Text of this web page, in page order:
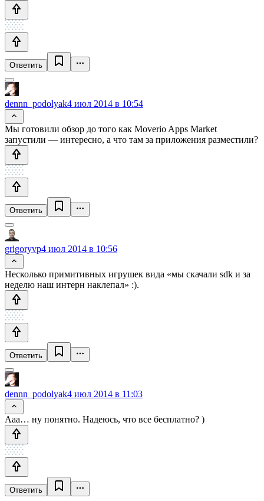
Ответить
dennn_podolyak4 июл 2014 в 10:54
Мы готовили обзор до того как Moverio Apps Market
запустили — интересно, а что там за приложения разместили?
Ответить
grigoryvp4 июл 2014 в 10:56
Несколько примитивных игрушек вида «мы скачали sdk и за
неделю наш интерн наклепал» :).
Ответить
dennn_podolyak4 июл 2014 в 11:03
Ааа… ну понятно. Надеюсь, что все бесплатно? )
Ответить